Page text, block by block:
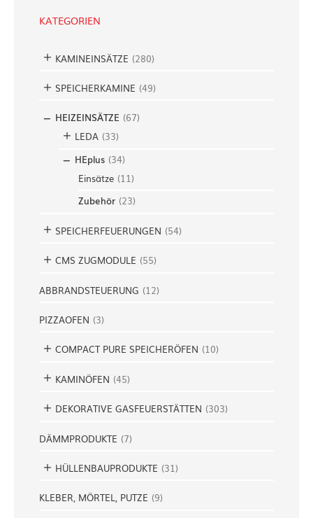
KATEGORIEN
KAMINEINSÄTZE (280)
SPEICHERKAMINE (49)
HEIZEINSÄTZE (67)
LEDA (33)
HEplus (34)
Einsätze (11)
Zubehör (23)
SPEICHERFEUERUNGEN (54)
CMS ZUGMODULE (55)
ABBRANDSTEUERUNG (12)
PIZZAOFEN (3)
COMPACT PURE SPEICHERÖFEN (10)
KAMINÖFEN (45)
DEKORATIVE GASFEUERSTÄTTEN (303)
DÄMMPRODUKTE (7)
HÜLLENBAUPRODUKTE (31)
KLEBER, MÖRTEL, PUTZE (9)